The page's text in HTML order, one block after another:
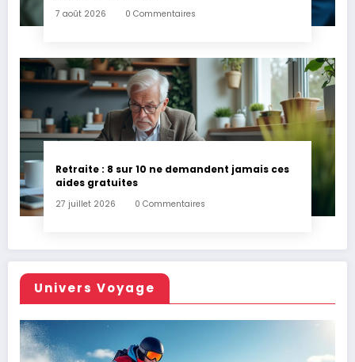
7 août 2026 0 Commentaires
Retraite : 8 sur 10 ne demandent jamais ces
aides gratuites
27 juillet 2026 0 Commentaires
Univers Voyage